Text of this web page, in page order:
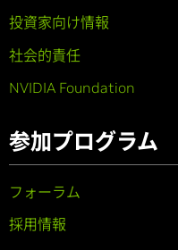
投資家向け情報
社会的責任
NVIDIA Foundation
参加プログラム
フォーラム
採用情報